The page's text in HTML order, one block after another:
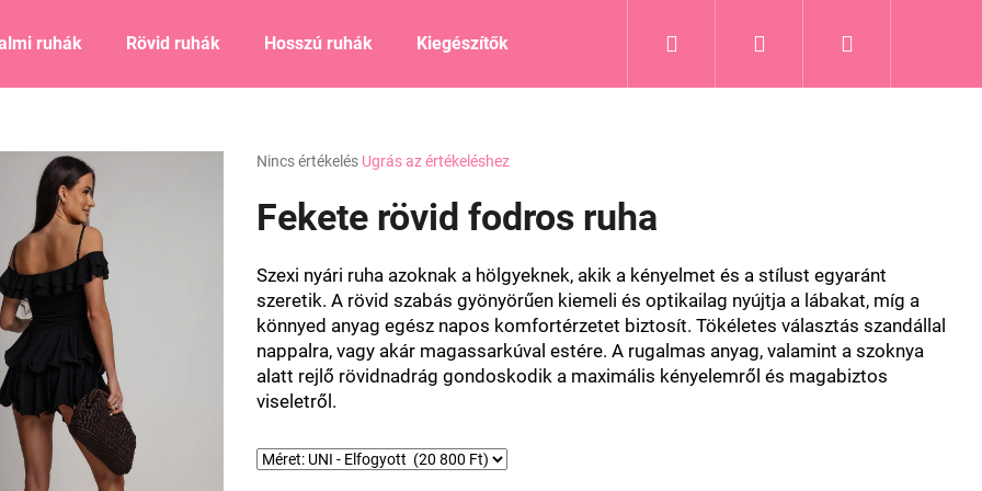
ruhák Rövid ruhák Hosszú ruhák Kiegészítők Keresés Bejelentkezés
A
átlagos
értékelése
0,0
csillag.
Nincs értékelés Ugrás az értékeléshez
Fekete rövid fodros ruha
Szexi nyári ruha azoknak a hölgyeknek, akik a kényelmet és a stílust egyaránt
szeretik. A rövid szabás gyönyörűen kiemeli és optikailag nyújtja a lábakat, míg a
könnyed anyag egész napos komfortérzetet biztosít. Tökéletes választás szandállal
nappalra, vagy akár magassarkúval estére. A rugalmas anyag, valamint a szoknya
alatt rejlő rövidnadrág gondoskodik a maximális kényelemről és magabiztos
viseletről.
KERESÉS